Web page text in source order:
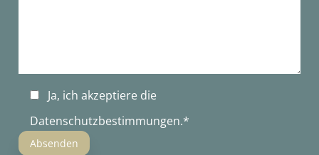
Ja, ich akzeptiere die
Datenschutzbestimmungen.*